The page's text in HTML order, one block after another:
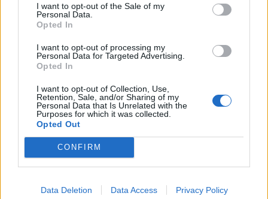
I want to opt-out of the Sale of my
Personal Data.
Opted In
I want to opt-out of processing my
Personal Data for Targeted Advertising.
Opted In
I want to opt-out of Collection, Use,
Retention, Sale, and/or Sharing of my
Personal Data that Is Unrelated with the
Purposes for which it was collected.
Opted Out
CONFIRM
Data Deletion Data Access Privacy Policy
Selezioniamo per te
Il meglio di
Iscriviti alla
newsletter
Commenti